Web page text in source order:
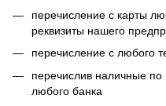
перечисление с карты
реквизиты нашего
перечисление с любого
перечислив наличные
любого банка